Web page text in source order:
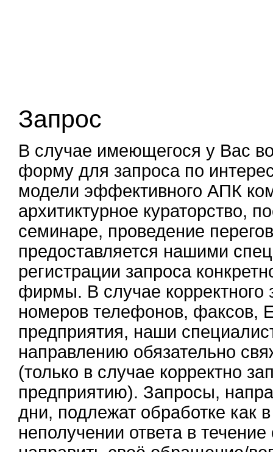
Запрос
В случае имеющегося у Вас
форму для запроса по
модели эффективного АПК
архитиктурное кураторство,
семинаре, проведение
предоставляется нашими
регистрации запроса
фирмы. В случае корректного
номеров телефонов, факсов,
предприятия, наши
направлению обязательно
(только в случае корректно
предприятию). Запросы,
дни, подлежат обработке как
неполучении ответа в